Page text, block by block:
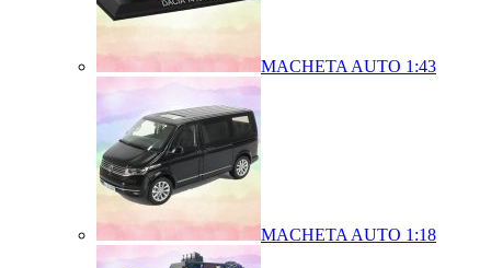
MACHETA AUTO 1:43
MACHETA AUTO 1:18